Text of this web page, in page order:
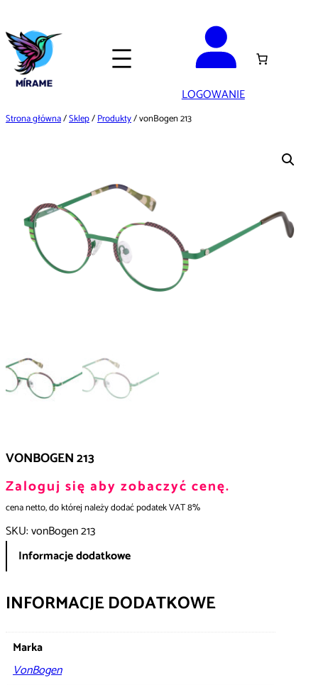
do
treści
LOGOWANIE
Strona główna/Sklep/Produkty/ vonBogen 213
VONBOGEN 213
Zaloguj się aby zobaczyć cenę.
cena netto, do której należy dodać podatek VAT 8%
SKU:vonBogen 213
Informacje dodatkowe
INFORMACJE DODATKOWE
Marka
VonBogen